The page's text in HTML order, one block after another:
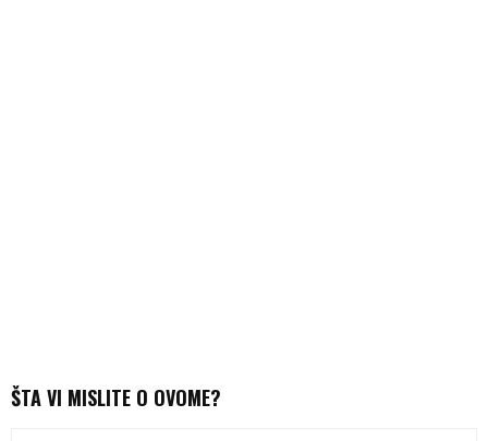
ŠTA VI MISLITE O OVOME?